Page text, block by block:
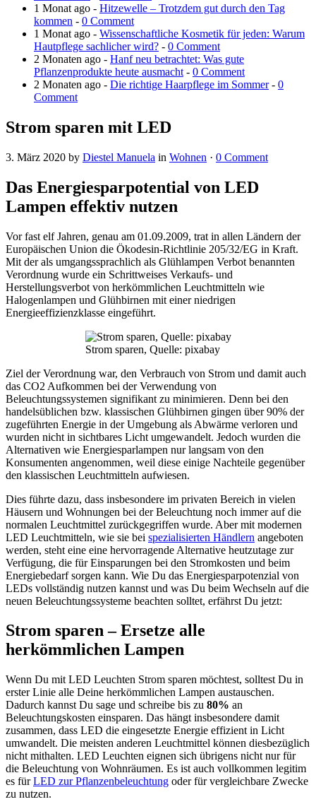
1 Monat ago - Hitzewelle – Trotzdem gut durch den Tag
kommen - 0 Comment
1 Monat ago - Wissenschaftliche Kosmetik für jeden: Warum
Hautpflege sachlicher wird? - 0 Comment
2 Monaten ago - Hanf neu betrachtet: Was gute
Pflanzenprodukte heute ausmacht - 0 Comment
2 Monaten ago - Die richtige Haarpflege im Sommer- 0
Comment
Strom sparen mit LED
3. März 2020 by Diestel Manuela in Wohnen · 0 Comment
Das Energiesparpotential von LED
Lampen effektiv nutzen
Vor fast elf Jahren, genau am 01.09.2009, trat in allen Ländern der
Europäischen Union die Ökodesin-Richtlinie 205/32/EG in Kraft.
Mit der als umgangssprachlich als Glühlampen Verbot benannten
Verordnung wurde ein Schrittweises Verkaufs- und
Herstellungsverbot von herkömmlichen Leuchtmitteln wie
Halogenlampen und Glühbirnen mit einer niedrigen
Energieeffizienzklasse eingeführt.
Strom sparen, Quelle: pixabay
Ziel der Verordnung war, den Verbrauch von Strom und damit auch
das CO2 Aufkommen bei der Verwendung von
Beleuchtungssystemen signifikant zu minimieren. Denn bei den
handelsüblichen bzw. klassischen Glühbirnen gingen über 90% der
zugeführten Energie in der Umgebung als Abwärme verloren und
wurden nicht in sichtbares Licht umgewandelt. Jedoch wurden die
Alternativen wie Energiesparlampen nur langsam von den
Konsumenten angenommen, weil diese einige Nachteile gegenüber
den klassischen Leuchtmitteln aufwiesen.
Dies führte dazu, dass insbesondere im privaten Bereich in vielen
Häusern und Wohnungen bei der Beleuchtung noch immer auf die
normalen Leuchtmittel zurückgegriffen wurde. Aber mit modernen
LED Leuchtmitteln, wie sie bei spezialisierten Händlern angeboten
werden, steht eine eine hervorragende Alternative heutzutage zur
Verfügung, die für Einsparungen bei den Stromkosten und beim
Energiebedarf sorgen kann. Wie Du das Energiesparpotenzial von
LEDs vollständig nutzen kannst und was Du beim Wechseln auf die
neuen Beleuchtungssysteme beachten solltet, erfährst Du jetzt:
Strom sparen –Ersetze alle
herkömmlichen Lampen
Wenn Du mit LED Leuchten Strom sparen möchtest, solltest Du in
erster Linie alle Deine herkömmlichen Lampen austauschen.
Dadurch kannst Du sage und schreibe bis zu 80% an
Beleuchtungskosten einsparen. Das hängt insbesondere damit
zusammen, dass LED die eingesetzte Energie effizient in Licht
umwandelt. Die meisten anderen Leuchtmittel können diesbezüglich
nicht mithalten. LED Leuchten eignen sich übrigens nicht nur für
die Beleuchtung von Wohnräumen. Es ist auch vollkommen legitim
es fürLED zur Pflanzenbeleuchtung oder für vergleichbare Zwecke
zu nutzen.